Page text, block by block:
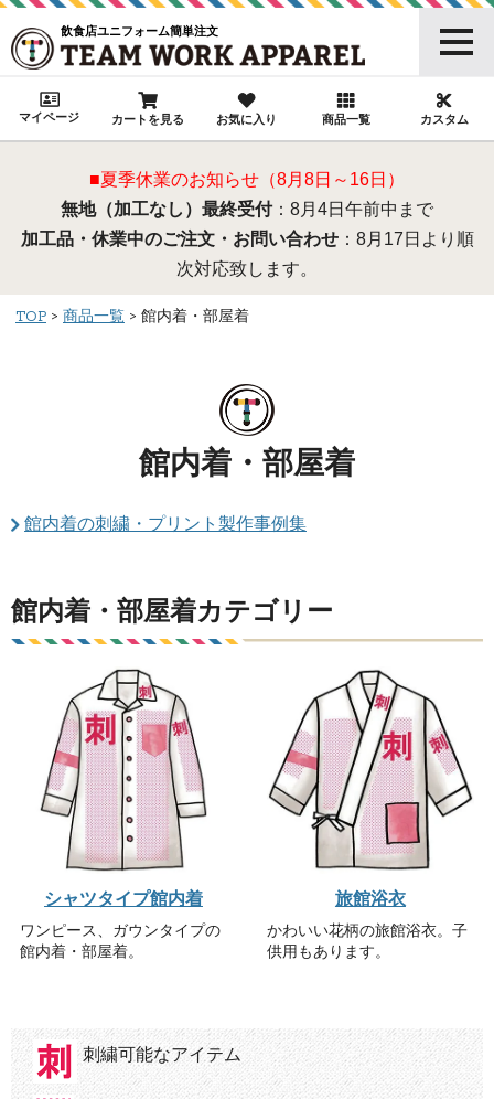
飲食店ユニフォーム簡単注文
マイページ カートを見る お気に入り 商品一覧 カスタム
■夏季休業のお知らせ（8月8日～16日）
無地（加工なし）最終受付：8月4日午前中まで
加工品・休業中のご注文・お問い合わせ：8月17日より順
次対応致します。
TOP 商品一覧 館内着・部屋着
館内着・部屋着
館内着の刺繍・プリント製作事例集
館内着・部屋着カテゴリー
シャツタイプ館内着
ワンピース、ガウンタイプの
館内着・部屋着。
旅館浴衣
かわいい花柄の旅館浴衣。子
供用もあります。
刺繍可能なアイテム